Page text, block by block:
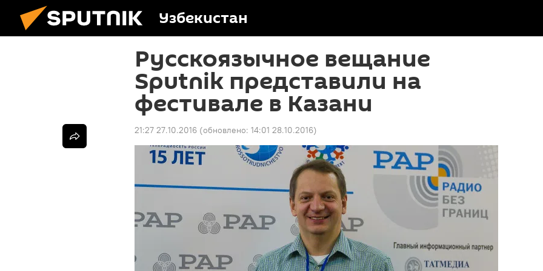
Узбекистан
Русскоязычное вещание
Sputnik представили на
фестивале в Казани
21:27 27.10.2016 (обновлено: 14:01 28.10.2016)